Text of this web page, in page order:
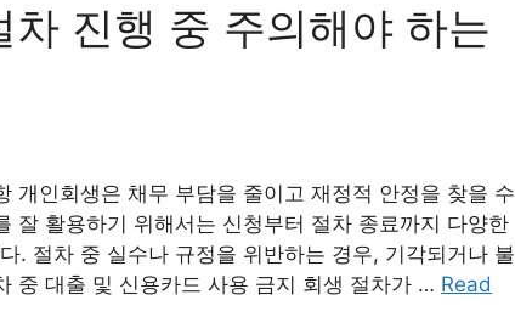
진행 중 주의해야 하는
개인회생은 채무 부담을 줄이고 재정적 안정을 찾을 수
잘 활용하기 위해서는 신청부터 절차 종료까지 다양한
. 절차 중 실수나 규정을 위반하는 경우, 기각되거나 불
중 대출 및 신용카드 사용 금지 회생 절차가 … Read